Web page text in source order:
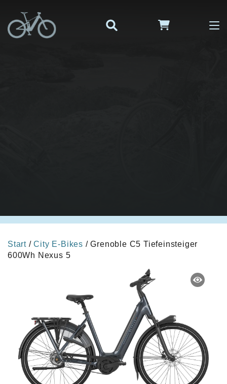
Start /City E-Bikes / Grenoble C5 Tiefeinsteiger
600Wh Nexus 5